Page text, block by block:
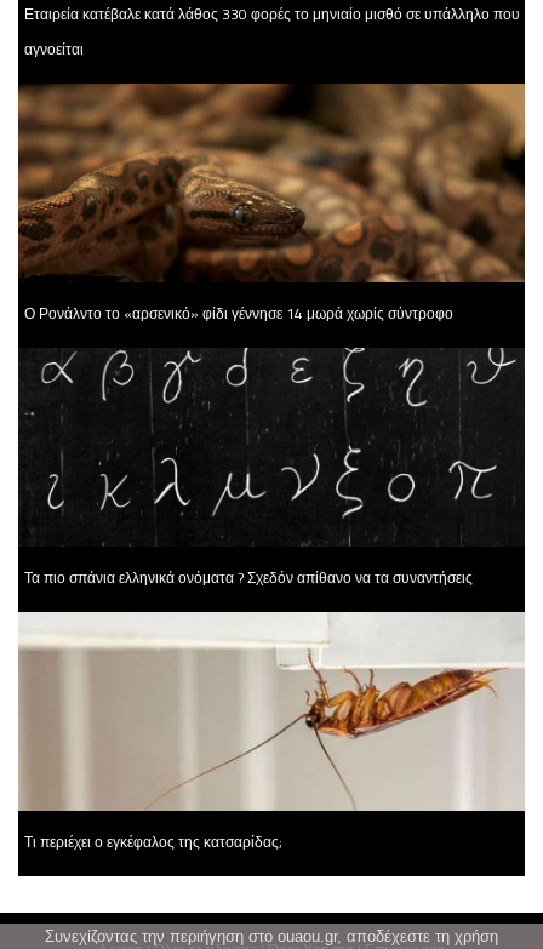
Εταιρεία κατέβαλε κατά λάθος 330 φορές το μηνιαίο μισθό σε υπάλληλο που
αγνοείται
Ο Ρονάλντο το «αρσενικό» φίδι γέννησε 14 μωρά χωρίς σύντροφο
Τα πιο σπάνια ελληνικά ονόματα ? Σχεδόν απίθανο να τα συναντήσεις
Τι περιέχει ο εγκέφαλος της κατσαρίδας;
Συνεχίζοντας την περιήγηση στο ouaou.gr, αποδέχεστε τη χρήση